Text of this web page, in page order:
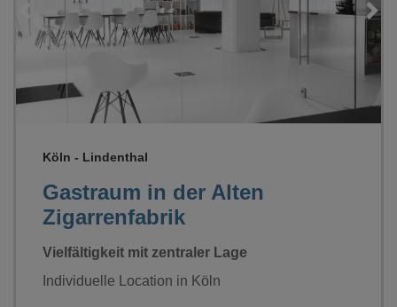
Gastraum in der Alten
Zigarrenfabrik
Köln - Lindenthal
Vielfältigkeit mit zentraler Lage
Individuelle Location in Köln